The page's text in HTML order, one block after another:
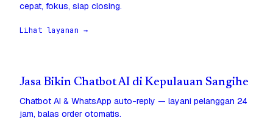
cepat, fokus, siap closing.
Lihat layanan →
Jasa Bikin Chatbot AI di Kepulauan Sangihe
Chatbot AI & WhatsApp auto-reply — layani pelanggan 24
jam, balas order otomatis.